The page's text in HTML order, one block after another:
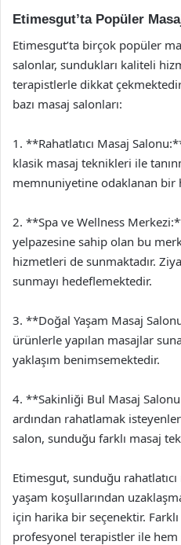
Etimesgut’ta Popüler
Etimesgut’ta birçok popüler
salonlar, sundukları kaliteli
terapistlerle dikkat
bazı masaj salonları:
1. **Rahatlatıcı Masaj
klasik masaj teknikleri ile
memnuniyetine odaklanan bir
2. **Spa ve Wellness
yelpazesine sahip olan bu
hizmetleri de sunmaktadır.
sunmayı hedeflemektedir.
3. **Doğal Yaşam Masaj
ürünlerle yapılan masajlar
yaklaşım benimsemektedir.
4. **Sakinliği Bul Masaj
ardından rahatlamak
salon, sunduğu farklı masaj
Etimesgut, sunduğu
yaşam koşullarından
için harika bir seçenektir.
profesyonel terapistler ile